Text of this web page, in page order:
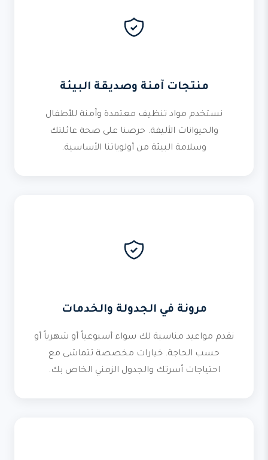
منتجات آمنة وصديقة البيئة
نستخدم مواد تنظيف معتمدة وآمنة للأطفال
والحيوانات الأليفة. حرصنا على صحة عائلتك
وسلامة البيئة من أولوياتنا الأساسية.
مرونة في الجدولة والخدمات
نقدم مواعيد مناسبة لك سواء أسبوعياً أو شهرياً أو
حسب الحاجة. خيارات مخصصة تتماشى مع
احتياجات أسرتك والجدول الزمني الخاص بك.